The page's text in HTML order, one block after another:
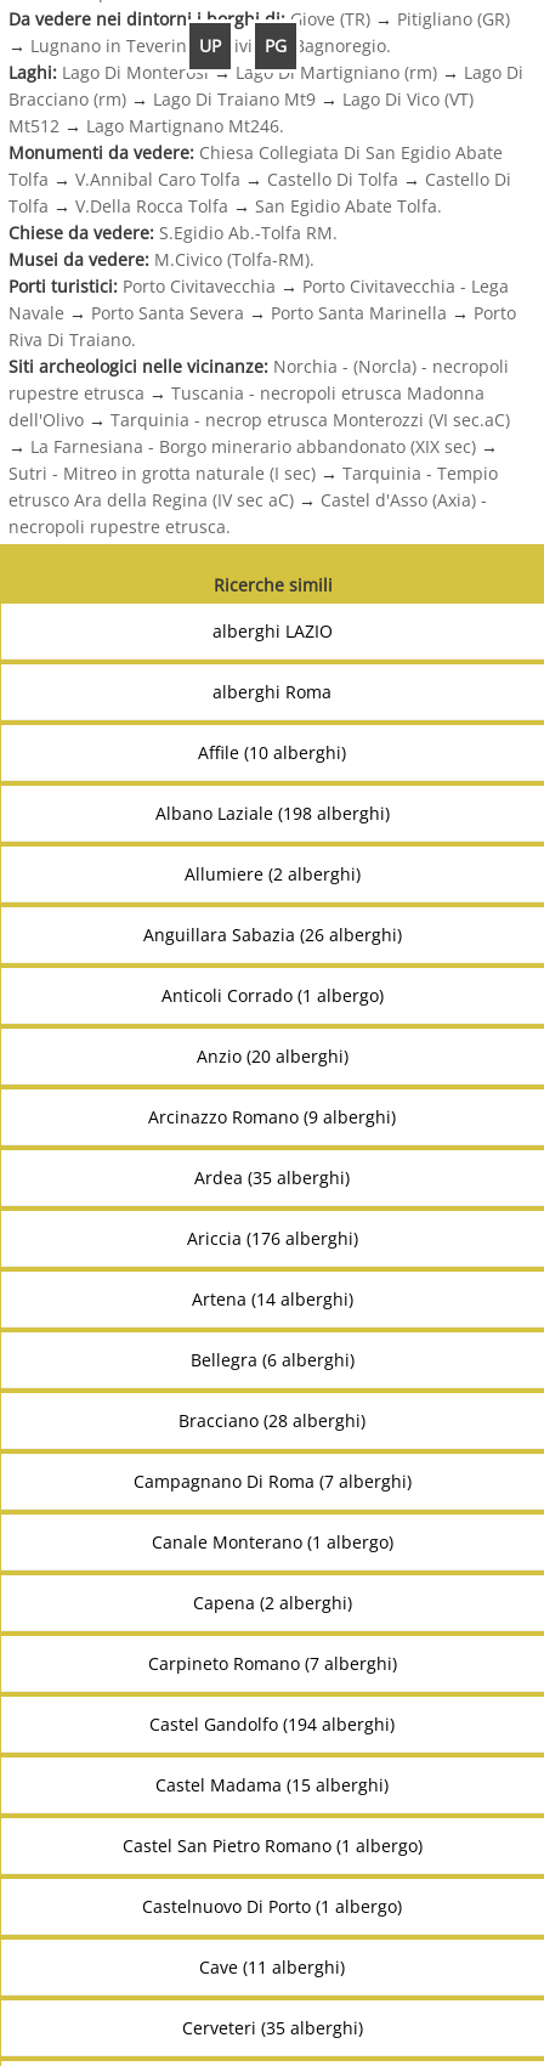
UP PG
Da vedere nei dintorni i borghi di:Giove (TR) → Pitigliano (GR)
→ Lugnano in Teverina→Civita di Bagnoregio.
Laghi: Lago Di Monterosi→ Lago Di Martigniano (rm) → Lago Di
Bracciano (rm) → Lago Di Traiano Mt9 → Lago Di Vico (VT)
Mt512 → Lago Martignano Mt246.
Monumenti da vedere: Chiesa Collegiata Di San Egidio Abate
Tolfa → V.Annibal Caro Tolfa → Castello Di Tolfa → Castello Di
Tolfa → V.Della Rocca Tolfa → San Egidio Abate Tolfa.
Chiese da vedere: S.Egidio Ab.-Tolfa RM.
Musei da vedere: M.Civico (Tolfa-RM).
Porti turistici: Porto Civitavecchia → Porto Civitavecchia - Lega
Navale → Porto Santa Severa → Porto Santa Marinella → Porto
Riva Di Traiano.
Siti archeologici nelle vicinanze: Norchia - (Norcla) - necropoli
rupestre etrusca → Tuscania - necropoli etrusca Madonna
dell'Olivo → Tarquinia - necrop etrusca Monterozzi (VI sec.aC)
→ La Farnesiana - Borgo minerario abbandonato (XIX sec) →
Sutri - Mitreo in grotta naturale (I sec) → Tarquinia - Tempio
etrusco Ara della Regina (IV sec aC) → Castel d'Asso (Axia) -
necropoli rupestre etrusca.
Ricerche simili
alberghi LAZIO
alberghi Roma
Affile (10 alberghi)
Albano Laziale (198 alberghi)
Allumiere (2 alberghi)
Anguillara Sabazia (26 alberghi)
Anticoli Corrado (1 albergo)
Anzio (20 alberghi)
Arcinazzo Romano (9 alberghi)
Ardea (35 alberghi)
Ariccia (176 alberghi)
Artena (14 alberghi)
Bellegra (6 alberghi)
Bracciano (28 alberghi)
Campagnano Di Roma (7 alberghi)
Canale Monterano (1 albergo)
Capena (2 alberghi)
Carpineto Romano (7 alberghi)
Castel Gandolfo (194 alberghi)
Castel Madama (15 alberghi)
Castel San Pietro Romano (1 albergo)
Castelnuovo Di Porto (1 albergo)
Cave (11 alberghi)
Cerveteri (35 alberghi)